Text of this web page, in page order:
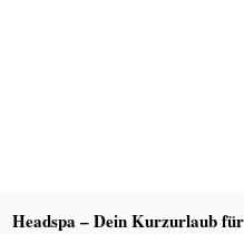
Headspa – Dein Kurzurlaub